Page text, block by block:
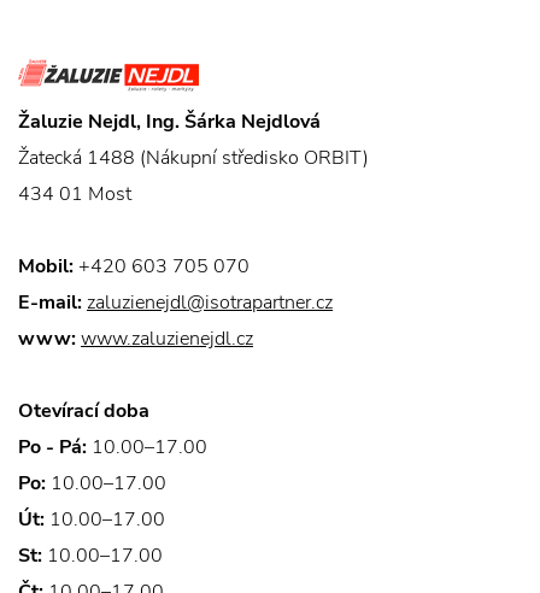
Žaluzie Nejdl, Ing. Šárka Nejdlová
Žatecká 1488 (Nákupní středisko ORBIT)
434 01 Most
Mobil: +420 603 705 070
E-mail: zaluzienejdl@isotrapartner.cz
www:www.zaluzienejdl.cz
Otevírací doba
Po - Pá: 10.00–17.00
Po: 10.00–17.00
Út: 10.00–17.00
St: 10.00–17.00